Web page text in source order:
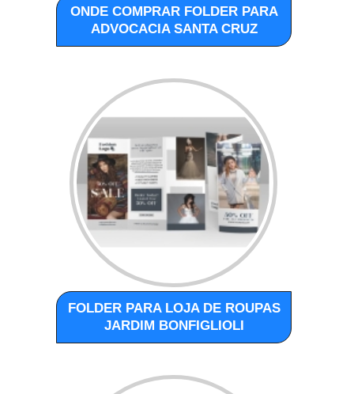
ONDE COMPRAR FOLDER PARA
ADVOCACIA SANTA CRUZ
FOLDER PARA LOJA DE ROUPAS
JARDIM BONFIGLIOLI